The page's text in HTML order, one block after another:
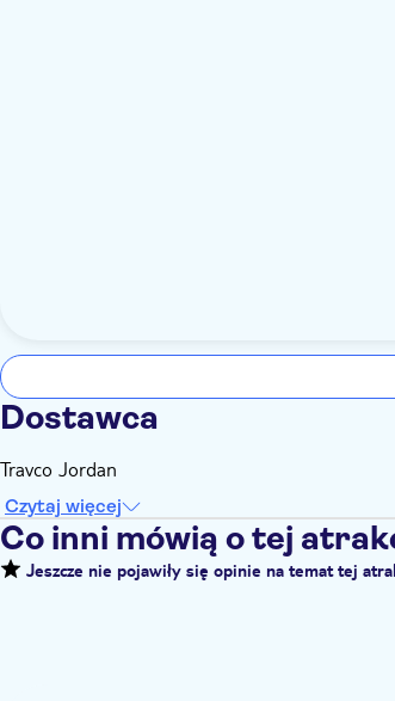
Dostawca
Travco Jordan
Czytaj więcej
Co inni mówią o tej
Jeszcze nie pojawiły się opinie na temat tej